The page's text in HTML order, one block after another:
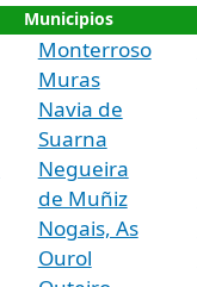
Municipios
Monterroso
Muras
Navia de
Suarna
Negueira
de Muñiz
Nogais, As
Ourol